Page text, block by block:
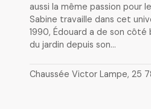
aussi la même passion pour
Sabine travaille dans cet
1990, Édouard a de son côté
du jardin depuis son…
Chaussée Victor Lampe, 25